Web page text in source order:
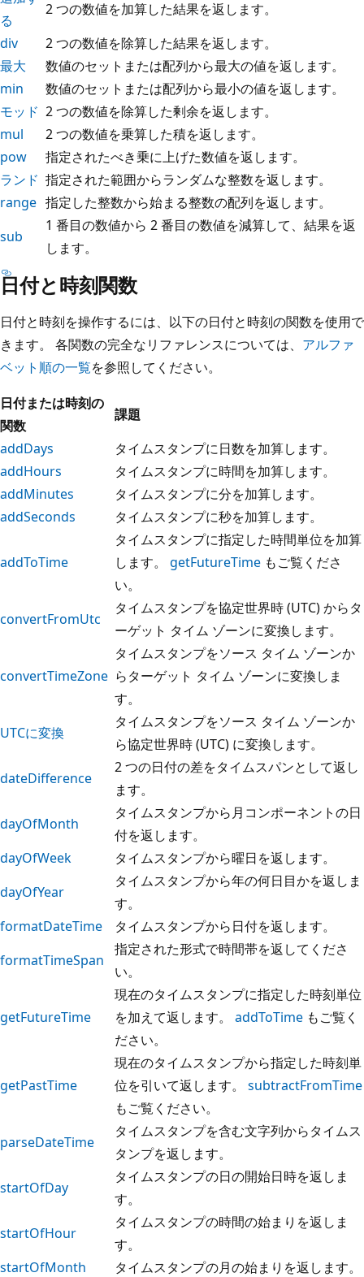
る
2 つの数値を加算した結果を返します。
div
2 つの数値を除算した結果を返します。
最大
数値のセットまたは配列から最大の値を返します。
min
数値のセットまたは配列から最小の値を返します。
モッド 2 つの数値を除算した剰余を返します。
mul
2 つの数値を乗算した積を返します。
pow
指定されたべき乗に上げた数値を返します。
ランド 指定された範囲からランダムな整数を返します。
range 指定した整数から始まる整数の配列を返します。
sub
1 番目の数値から 2 番目の数値を減算して、結果を返
します。
日付と時刻関数
日付と時刻を操作するには、以下の日付と時刻の関数を使用で
きます。 各関数の完全なリファレンスについては、 アルファ
ベット順の一覧を参照してください。
日付または時刻の
関数
課題
addDays
タイムスタンプに日数を加算します。
addHours
タイムスタンプに時間を加算します。
addMinutes
タイムスタンプに分を加算します。
addSeconds
タイムスタンプに秒を加算します。
addToTime
タイムスタンプに指定した時間単位を加算
します。 getFutureTime もご覧くださ
い。
convertFromUtc
タイムスタンプを協定世界時 (UTC) からタ
ーゲット タイム ゾーンに変換します。
convertTimeZone
タイムスタンプをソース タイム ゾーンか
らターゲット タイム ゾーンに変換しま
す。
UTCに変換
タイムスタンプをソース タイム ゾーンか
ら協定世界時 (UTC) に変換します。
dateDifference
2 つの日付の差をタイムスパンとして返し
ます。
dayOfMonth
タイムスタンプから月コンポーネントの日
付を返します。
dayOfWeek
タイムスタンプから曜日を返します。
dayOfYear
タイムスタンプから年の何日目かを返しま
す。
formatDateTime
タイムスタンプから日付を返します。
formatTimeSpan
指定された形式で時間帯を返してくださ
い。
getFutureTime
現在のタイムスタンプに指定した時刻単位
を加えて返します。 addToTime もご覧く
ださい。
getPastTime
現在のタイムスタンプから指定した時刻単
位を引いて返します。 subtractFromTime
もご覧ください。
parseDateTime
タイムスタンプを含む文字列からタイムス
タンプを返します。
startOfDay
タイムスタンプの日の開始日時を返しま
す。
startOfHour
タイムスタンプの時間の始まりを返しま
す。
startOfMonth
タイムスタンプの月の始まりを返します。